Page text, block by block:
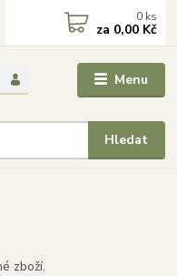
Menu
Hledat
0 ks
za 0,00 Kč
zboží.